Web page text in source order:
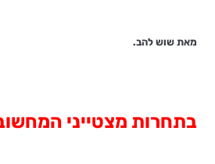
מאת שוש להב.
בתחרות מצטייני המחשוב לשנת 2018 של אנשים ומחשבים, הוענקו פרסי מצטיינים לבנק